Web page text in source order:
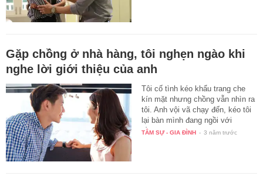
Gặp chồng ở nhà hàng, tôi nghẹn ngào khi
nghe lời giới thiệu của anh
Tôi cố tình kéo khẩu trang che
kín mặt nhưng chồng vẫn nhìn ra
tôi. Anh vội vã chạy đến, kéo tôi
lại bàn mình đang ngồi với
đồng…
TÂM SỰ - GIA ĐÌNH - 3 năm trước